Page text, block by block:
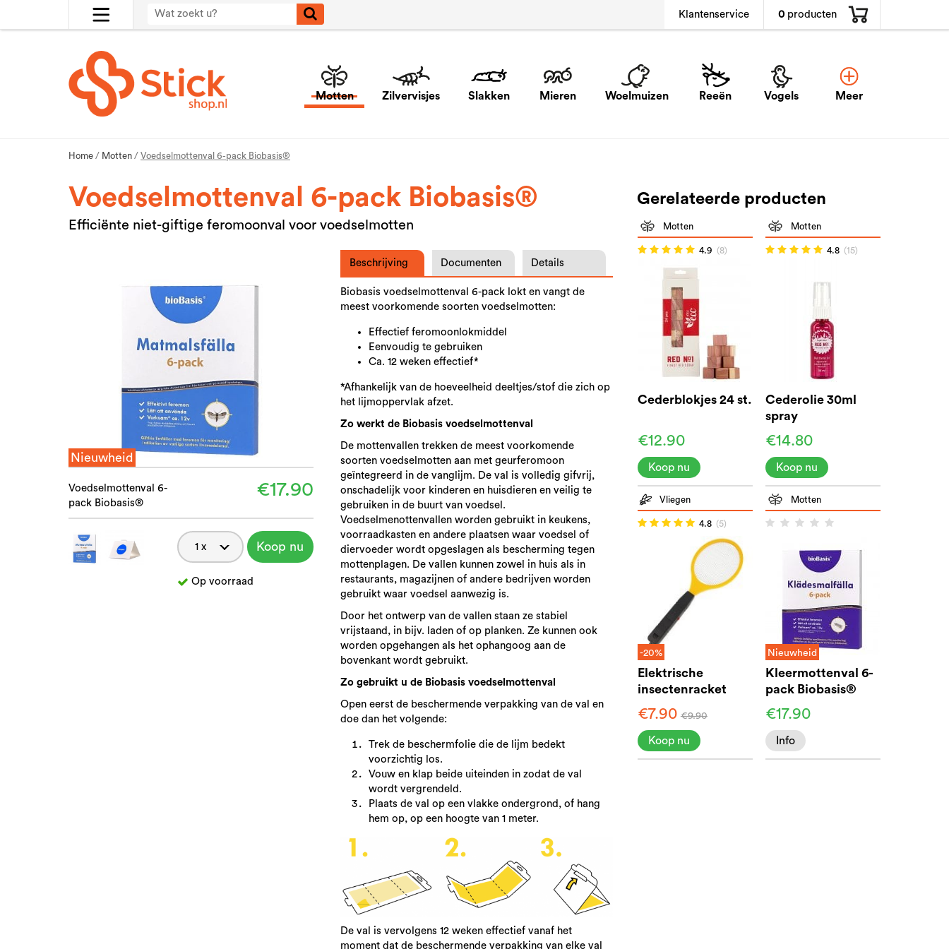
Klantenservice 0 producten
Motten Zilvervisjes Slakken Mieren Woelmuizen Reeën Vogels Meer
Home / Motten / Voedselmottenval 6-pack Biobasis®
Voedselmottenval 6-pack Biobasis®
Efficiënte niet-giftige feromoonval voor voedselmotten
Nieuwheid
Voedselmottenval 6-
pack Biobasis®
€17.90
Koop nu
Op voorraad
Beschrijving Documenten Details
Biobasis voedselmottenval 6-pack lokt en vangt de
meest voorkomende soorten voedselmotten:
Effectief feromoonlokmiddel
Eenvoudig te gebruiken
Ca. 12 weken effectief*
*Afhankelijk van de hoeveelheid deeltjes/stof die zich op
het lijmoppervlak afzet.
Zo werkt de Biobasis voedselmottenval
De mottenvallen trekken de meest voorkomende
soorten voedselmotten aan met geurferomoon
geïntegreerd in de vanglijm. De val is volledig gifvrij,
onschadelijk voor kinderen en huisdieren en veilig te
gebruiken in de buurt van voedsel.
Voedselmenottenvallen worden gebruikt in keukens,
voorraadkasten en andere plaatsen waar voedsel of
diervoeder wordt opgeslagen als bescherming tegen
mottenplagen. De vallen kunnen zowel in huis als in
restaurants, magazijnen of andere bedrijven worden
gebruikt waar voedsel aanwezig is.
Door het ontwerp van de vallen staan ze stabiel
vrijstaand, in bijv. laden of op planken. Ze kunnen ook
worden opgehangen als het ophangoog aan de
bovenkant wordt gebruikt.
Zo gebruikt u de Biobasis voedselmottenval
Open eerst de beschermende verpakking van de val en
doe dan het volgende:
Trek de beschermfolie die de lijm bedekt
voorzichtig los.
Vouw en klap beide uiteinden in zodat de val
wordt vergrendeld.
Plaats de val op een vlakke ondergrond, of hang
hem op, op een hoogte van 1 meter.
De val is vervolgens 12 weken effectief vanaf het
moment dat de beschermende verpakking van elke val
Gerelateerde producten
Motten
4.9 (8)
Cederblokjes 24 st.
€12.90
Koop nu
Motten
4.8 (15)
Cederolie 30ml
spray
€14.80
Koop nu
Vliegen
4.8 (5)
-20%
Elektrische
insectenracket
€7.90 €9.90
Koop nu
Motten
Nieuwheid
Kleermottenval 6-
pack Biobasis®
€17.90
Info